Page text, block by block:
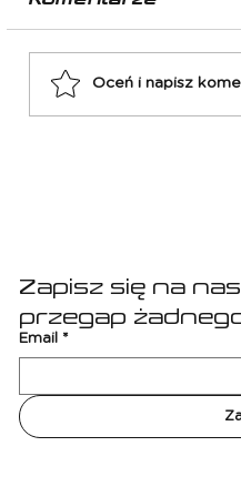
Oceń i napisz
Zapisz się na
przegap
Email *